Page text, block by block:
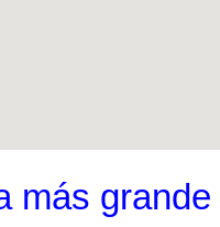
más grande